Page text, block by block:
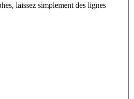
laissez simplement des lignes